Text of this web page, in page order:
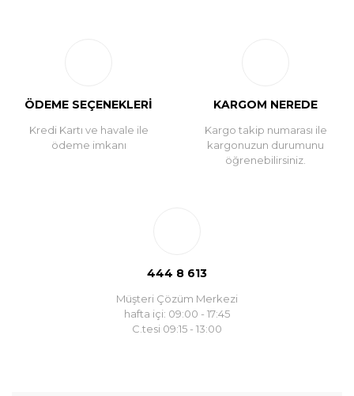
ÖDEME SEÇENEKLERİ
Kredi Kartı ve havale ile
ödeme imkanı
KARGOM NEREDE
Kargo takip numarası ile
kargonuzun durumunu
öğrenebilirsiniz.
444 8 613
Müşteri Çözüm Merkezi
hafta içi: 09:00 - 17:45
C.tesi 09:15 - 13:00